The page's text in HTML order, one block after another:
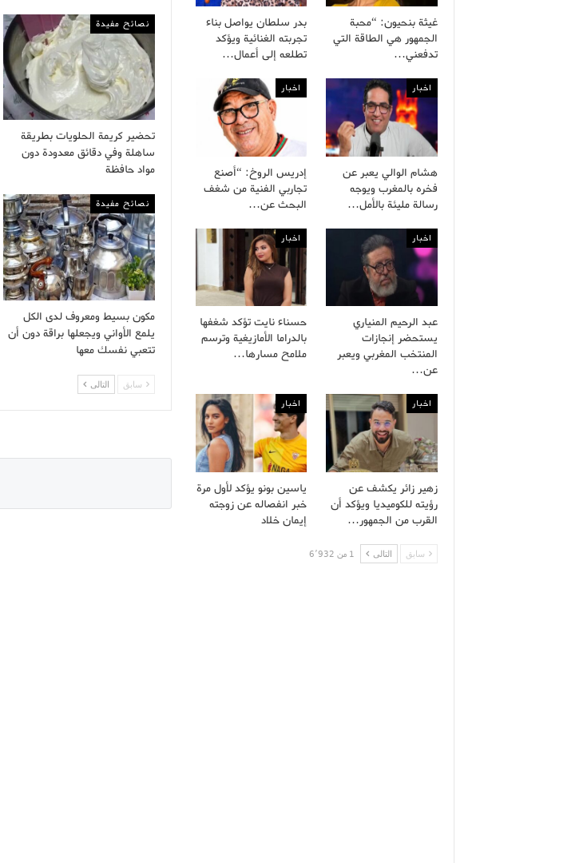
نصائح مفيدة
تحضير كريمة الحلويات بطريقة
ساهلة وفي دقائق معدودة دون
مواد حافظة
نصائح مفيدة
مكون بسيط ومعروف لدى الكل
يلمع الأواني ويجعلها براقة دون أن
تتعبي نفسك معها
سابق التالى
غيثة بنحيون: “محبة
الجمهور هي الطاقة التي
تدفعني…
بدر سلطان يواصل بناء
تجربته الغنائية ويؤكد
تطلعه إلى أعمال…
اخبار
هشام الوالي يعبر عن
فخره بالمغرب ويوجه
رسالة مليئة بالأمل…
اخبار
إدريس الروخ: “أصنع
تجاربي الفنية من شغف
البحث عن…
اخبار
عبد الرحيم المنياري
يستحضر إنجازات
المنتخب المغربي ويعبر
عن…
اخبار
حسناء نايت تؤكد شغفها
بالدراما الأمازيغية وترسم
ملامح مسارها…
اخبار
زهير زائر يكشف عن
رؤيته للكوميديا ويؤكد أن
القرب من الجمهور…
اخبار
ياسين بونو يؤكد لأول مرة
خبر انفصاله عن زوجته
إيمان خلاد
سابق التالى 1 من 6٬932